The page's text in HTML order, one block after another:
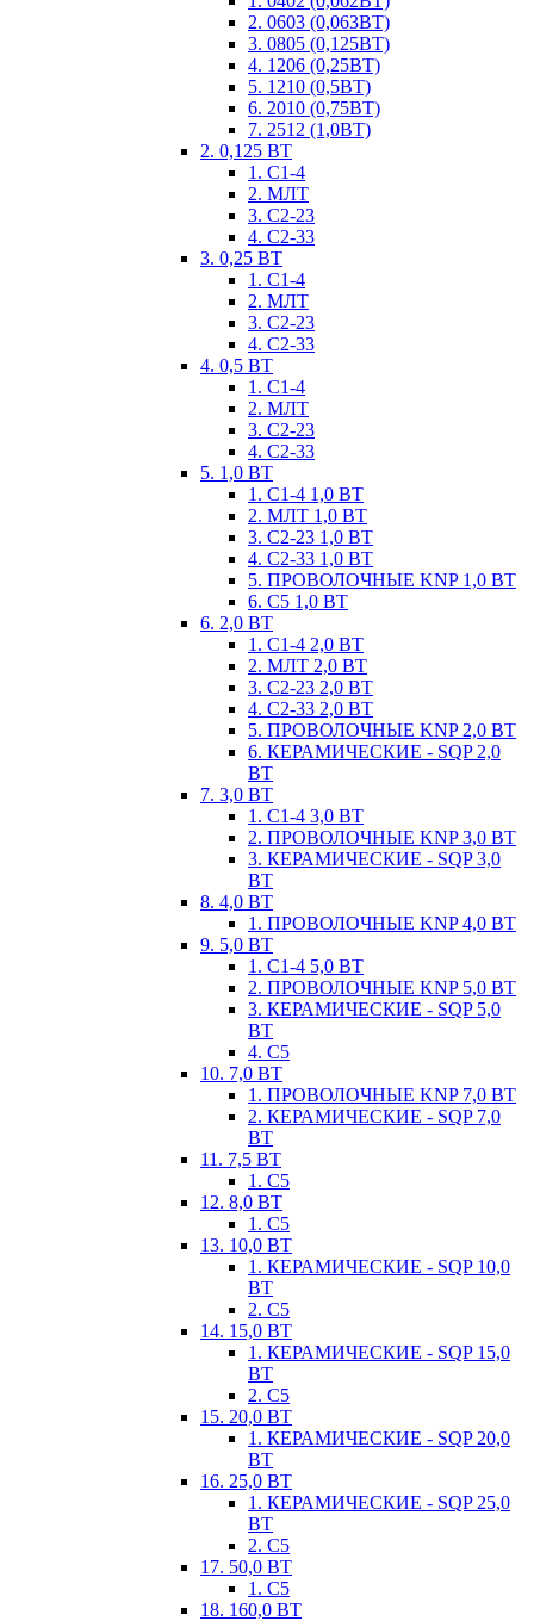
2. 0603 (0,063ВТ)
3. 0805 (0,125ВТ)
4. 1206 (0,25ВТ)
5. 1210 (0,5ВТ)
6. 2010 (0,75ВТ)
7. 2512 (1,0ВТ)
2. 0,125 ВТ
1. С1-4
2. МЛТ
3. С2-23
4. С2-33
3. 0,25 ВТ
1. С1-4
2. МЛТ
3. С2-23
4. С2-33
4. 0,5 ВТ
1. С1-4
2. МЛТ
3. С2-23
4. С2-33
5. 1,0 ВТ
1. С1-4 1,0 ВТ
2. МЛТ 1,0 ВТ
3. С2-23 1,0 ВТ
4. С2-33 1,0 ВТ
5. ПРОВОЛОЧНЫЕ KNP 1,0 ВТ
6. С5 1,0 ВТ
6. 2,0 ВТ
1. С1-4 2,0 ВТ
2. МЛТ 2,0 ВТ
3. С2-23 2,0 ВТ
4. С2-33 2,0 ВТ
5. ПРОВОЛОЧНЫЕ KNP 2,0 ВТ
6. КЕРАМИЧЕСКИЕ - SQP 2,0
ВТ
7. 3,0 ВТ
1. С1-4 3,0 ВТ
2. ПРОВОЛОЧНЫЕ KNP 3,0 ВТ
3. КЕРАМИЧЕСКИЕ - SQP 3,0
ВТ
8. 4,0 ВТ
1. ПРОВОЛОЧНЫЕ KNP 4,0 ВТ
9. 5,0 ВТ
1. С1-4 5,0 ВТ
2. ПРОВОЛОЧНЫЕ KNP 5,0 ВТ
3. КЕРАМИЧЕСКИЕ - SQP 5,0
ВТ
4. С5
10. 7,0 ВТ
1. ПРОВОЛОЧНЫЕ KNP 7,0 ВТ
2. КЕРАМИЧЕСКИЕ - SQP 7,0
ВТ
11. 7,5 ВТ
1. С5
12. 8,0 ВТ
1. С5
13. 10,0 ВТ
1. КЕРАМИЧЕСКИЕ - SQP 10,0
ВТ
2. С5
14. 15,0 ВТ
1. КЕРАМИЧЕСКИЕ - SQP 15,0
ВТ
2. С5
15. 20,0 ВТ
1. КЕРАМИЧЕСКИЕ - SQP 20,0
ВТ
16. 25,0 ВТ
1. КЕРАМИЧЕСКИЕ - SQP 25,0
ВТ
2. С5
17. 50,0 ВТ
1. С5
18. 160,0 ВТ